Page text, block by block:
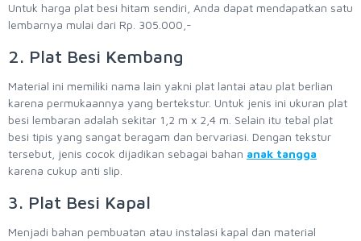
Untuk harga plat besi hitam sendiri, Anda dapat mendapatkan satu
lembarnya mulai dari Rp. 305.000,-
2. Plat Besi Kembang
Material ini memiliki nama lain yakni plat lantai atau plat berlian
karena permukaannya yang bertekstur. Untuk jenis ini ukuran plat
besi lembaran adalah sekitar 1,2 m x 2,4 m. Selain itu tebal plat
besi tipis yang sangat beragam dan bervariasi. Dengan tekstur
tersebut, jenis cocok dijadikan sebagai bahan anak tangga
karena cukup anti slip.
3. Plat Besi Kapal
Menjadi bahan pembuatan atau instalasi kapal dan material